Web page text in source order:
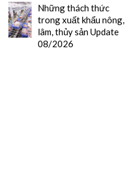
Những thách thức
trong xuất khẩu nông,
lâm, thủy sản Update
08/2026